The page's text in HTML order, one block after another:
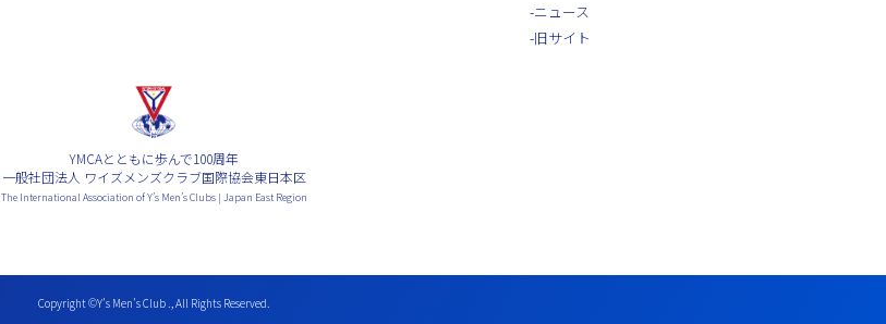
ニュース
旧サイト
YMCAとともに歩んで100周年
一般社団法人 ワイズメンズクラブ国際協会東日本区
The International Association of Y’s Men’s Clubs | Japan East Region
Copyright ©Y’s Men’s Club ., All Rights Reserved.